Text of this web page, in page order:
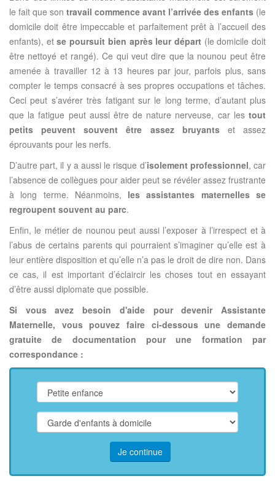
le fait que son travail commence avant l’arrivée des enfants (le
domicile doit être impeccable et parfaitement prêt à l’accueil des
enfants), etse poursuit bien après leur départ(le domicile doit
être nettoyé et rangé). Ce qui veut dire que la nounou peut être
amenée à travailler 12 à 13 heures par jour, parfois plus, sans
compter le temps consacré à ses propres occupations et tâches.
Ceci peut s’avérer très fatigant sur le long terme, d’autant plus
que la fatigue peut aussi être de nature nerveuse, car les tout
petits peuvent souvent être assez bruyantset assez
éprouvants pour les nerfs.
D’autre part, il y a aussi le risque d’isolement professionnel, car
l’absence de collègues pour aider peut se révéler assez frustrante
à long terme. Néanmoins, les assistantes maternelles se
regroupent souvent au parc.
Enfin, le métier de nounou peut aussi l’exposer à l’irrespect et à
l’abus de certains parents qui pourraient s’imaginer qu’elle est à
leur entière disposition et qu’elle n’a pas le droit de dire non. Dans
ce cas, il est important d’éclaircir les choses tout en essayant
d’être aussi diplomate que possible.
Si vous avez besoin d'aide pour devenir Assistante
Maternelle, vous pouvez faire ci-dessous une demande
gratuite de documentation pour une formation par
correspondance :
Je continue